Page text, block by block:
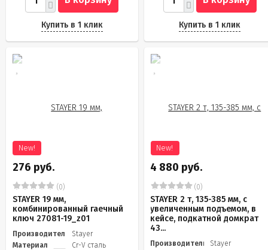
Купить в 1 клик Купить в 1 клик
276 руб.
New!
(0)
STAYER 19 мм,
комбинированный гаечный
ключ 27081-19_z01
Производитель
Stayer
Материал
Cr-V сталь
4 880 руб.
New!
(0)
STAYER 2 т, 135-385 мм, с
увеличенным подъемом, в
кейсе, подкатной домкрат
43...
Производитель
Stayer